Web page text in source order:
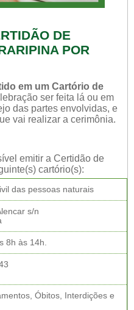
DE
POR
em um Cartório de
ser feita lá ou em
das partes envolvidas, e
vai realizar a cerimônia.
emitir a Certidão de
cartório(s):
das pessoas naturais
s/n
8h às 14h.
Óbitos, Interdições e